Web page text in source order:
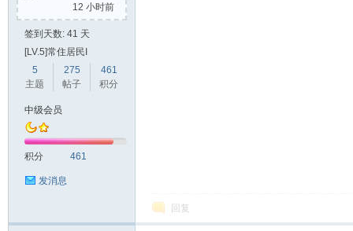
12 小时前
签到天数: 41 天
[LV.5]常住居民I
5
主题
275
帖子
461
积分
中级会员
积分 461
发消息
回复